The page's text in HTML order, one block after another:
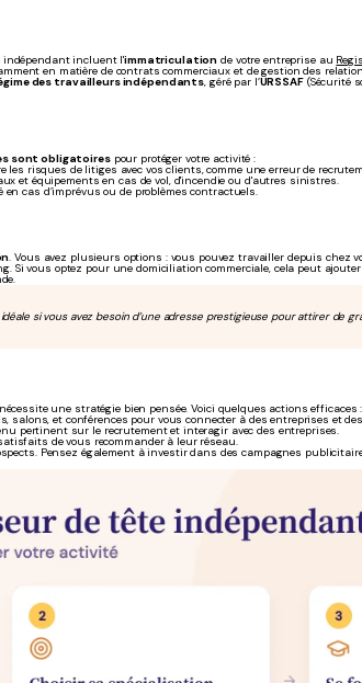
indépendant incluent l'immatriculation de votre entreprise au
en matière de contrats commerciaux et de gestion des
des travailleurs indépendants, géré par l’URSSAF(Sécurité
sont obligatoirespour protéger votre activité :
les risques de litiges avec vos clients, comme une erreur de
et équipements en cas de vol, d'incendie ou d'autres sinistres.
cas d’imprévus ou de problèmes contractuels.
. Vous avez plusieurs options : vous pouvez travailler depuis chez
Si vous optez pour une domiciliation commerciale, cela peut
si vous avez besoin d’une adresse prestigieuse pour attirer de
une stratégie bien pensée. Voici quelques actions efficaces :
salons, et conférences pour vous connecter à des entreprises et
pertinent sur le recrutement et interagir avec des entreprises.
de vous recommander à leur réseau.
Pensez également à investir dans des campagnes